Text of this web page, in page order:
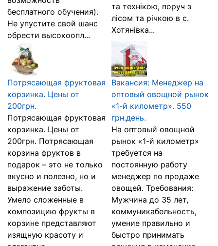
бесплатного обучения).
Не упустите свой шанс
обрести высокоопл...
та технікою, поруч з
лісом та річкою в с.
Хотянівка...
Потрясающая фруктовая
корзинка. Цены от
200грн.
Потрясающая фруктовая
корзинка. Цены от
200грн. Потрясающая
корзина фруктов в
подарок – это не только
вкусно и полезно, но и
выражение заботы.
Умело сложенные в
композицию фрукты в
корзине представляют
изящную красоту и
Вакансия: Менеджер на
оптовый овощной рынок
«1-й километр». 550
грн.день.
Ha oптовый овощной
рынок «1-й километр»
требуется на
постоянную работу
менеджер по продаже
овощей. Требования:
Мужчина до 35 лет,
коммуникабельность,
умение правильно и
быстро принимать